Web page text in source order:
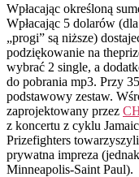
Wpłacając określoną
Wpłacając 5 dolarów
„progi” są niższe)
podziękowanie na
wybrać 2 single, a
do pobrania mp3. Przy
podstawowy zestaw.
zaprojektowany przez
z koncertu z cyklu
Prizefighters
prywatna impreza
Minneapolis-Saint Paul).